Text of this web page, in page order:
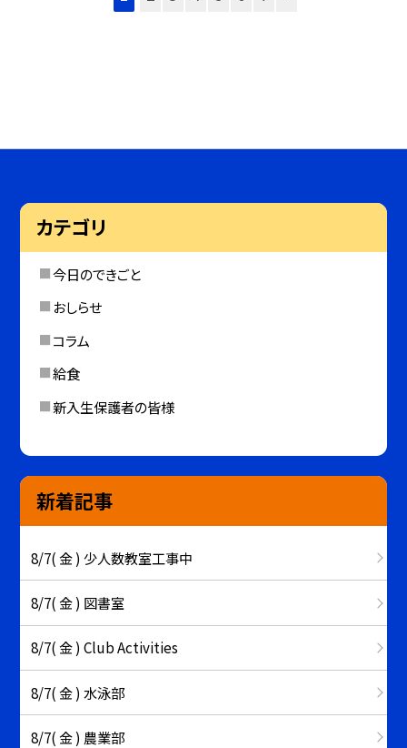
カテゴリ
今日のできごと
おしらせ
コラム
給食
新入生保護者の皆様
新着記事
8/7( 金 ) 少人数教室工事中
8/7( 金 ) 図書室
8/7( 金 ) Club Activities
8/7( 金 ) 水泳部
8/7( 金 ) 農業部